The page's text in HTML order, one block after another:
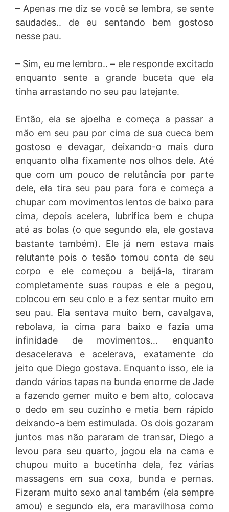
– Apenas me diz se você se lembra, se sente
saudades.. de eu sentando bem gostoso
nesse pau.
– Sim, eu me lembro.. – ele responde excitado
enquanto sente a grande buceta que ela
tinha arrastando no seu pau latejante.
Então, ela se ajoelha e começa a passar a
mão em seu pau por cima de sua cueca bem
gostoso e devagar, deixando-o mais duro
enquanto olha fixamente nos olhos dele. Até
que com um pouco de relutância por parte
dele, ela tira seu pau para fora e começa a
chupar com movimentos lentos de baixo para
cima, depois acelera, lubrifica bem e chupa
até as bolas (o que segundo ela, ele gostava
bastante também). Ele já nem estava mais
relutante pois o tesão tomou conta de seu
corpo e ele começou a beijá-la, tiraram
completamente suas roupas e ele a pegou,
colocou em seu colo e a fez sentar muito em
seu pau. Ela sentava muito bem, cavalgava,
rebolava, ia cima para baixo e fazia uma
infinidade de movimentos… enquanto
desacelerava e acelerava, exatamente do
jeito que Diego gostava. Enquanto isso, ele ia
dando vários tapas na bunda enorme de Jade
a fazendo gemer muito e bem alto, colocava
o dedo em seu cuzinho e metia bem rápido
deixando-a bem estimulada. Os dois gozaram
juntos mas não pararam de transar, Diego a
levou para seu quarto, jogou ela na cama e
chupou muito a bucetinha dela, fez várias
massagens em sua coxa, bunda e pernas.
Fizeram muito sexo anal também (ela sempre
amou) e segundo ela, era maravilhosa como